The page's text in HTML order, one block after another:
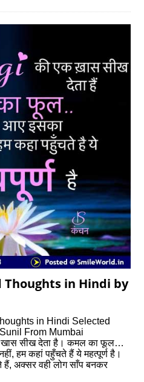
Thoughts in Hindi by
in Hindi Selected
From Mumbai
सीख देता है। कमल का फूल…
हम कहां पहुँचते हैं ये महत्‍पूर्ण है।
अक्‍सर वही लोग साँप बनकर